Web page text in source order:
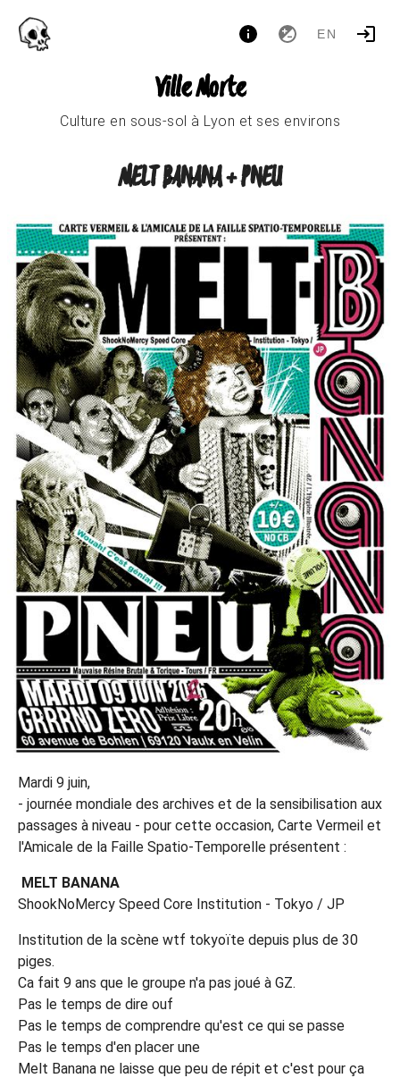
EN
Ville Morte
Culture en sous-sol à Lyon et ses environs
MELT BANANA + PNEU
Mardi 9 juin,
- journée mondiale des archives et de la sensibilisation aux
passages à niveau - pour cette occasion, Carte Vermeil et
l'Amicale de la Faille Spatio-Temporelle présentent :
MELT BANANA
ShookNoMercy Speed Core Institution - Tokyo / JP
Institution de la scène wtf tokyoïte depuis plus de 30
piges.
Ca fait 9 ans que le groupe n'a pas joué à GZ.
Pas le temps de dire ouf
Pas le temps de comprendre qu'est ce qui se passe
Pas le temps d'en placer une
Melt Banana ne laisse que peu de répit et c'est pour ça